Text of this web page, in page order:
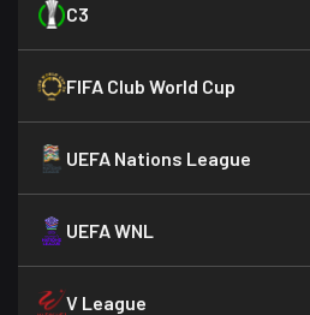
C3
FIFA Club World Cup
UEFA Nations League
UEFA WNL
V League